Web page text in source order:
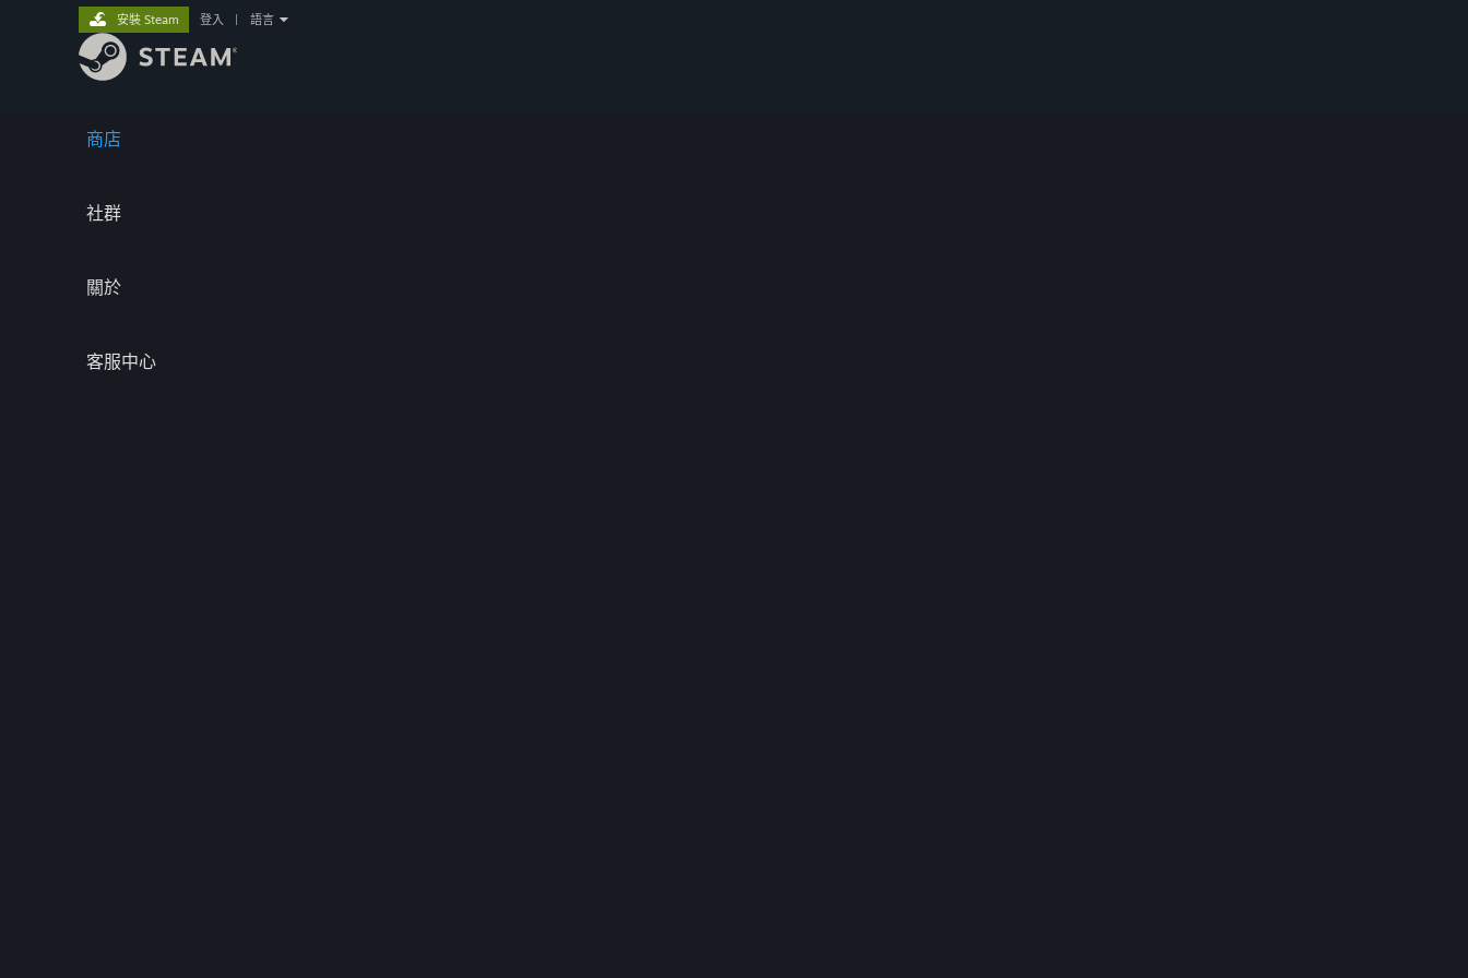
商店
社群
關於
客服中心
安裝 Steam 登入 語言